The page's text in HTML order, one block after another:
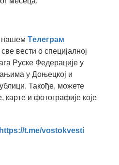
нашем Tелеграм
вести о специјалној
Руске Федерације у
у Доњецкој и
Такође, можете
карте и фотографије које
https://t.me/vostokvesti